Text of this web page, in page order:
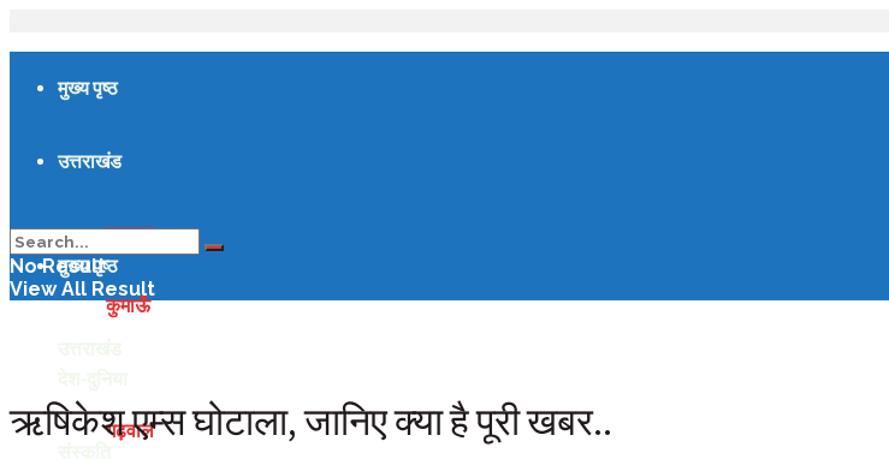
मुख्य पृष्ठ
उत्तराखंड
गढ़वाल
कुमाऊँ
मुख्य पृष्ठ
गढ़वाल
No Result
View All Result
ऋषिकेश एम्स घोटाला, जानिए क्या है पूरी खबर..